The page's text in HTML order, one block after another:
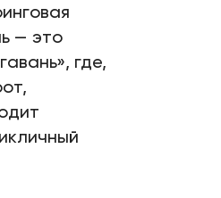
— это
где,